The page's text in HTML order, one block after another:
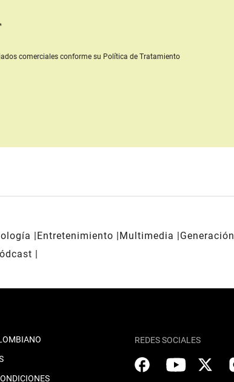
comercialesconforme su Política de Tratamiento
Entretenimiento Multimedia
Generación
REDES SOCIALES